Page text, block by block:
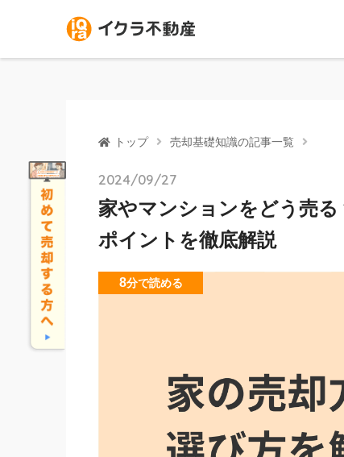
トップ 売却基礎知識の記事一覧
2024/09/27
家やマンションをどう売
ポイントを徹底解説
8分で読める